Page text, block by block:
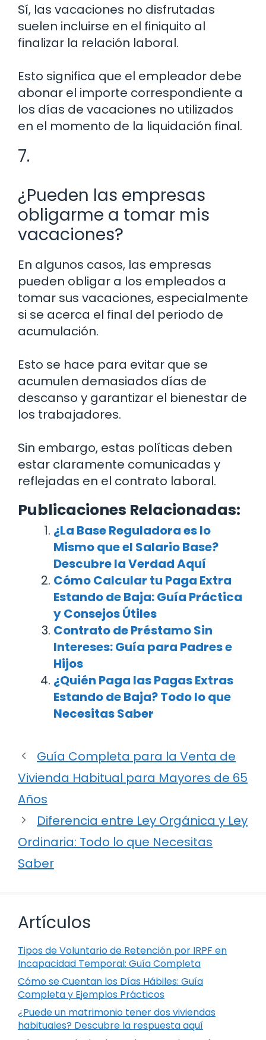
Sí, las vacaciones no disfrutadas
suelen incluirse en el finiquito al
finalizar la relación laboral.
Esto significa que el empleador debe
abonar el importe correspondiente a
los días de vacaciones no utilizados
en el momento de la liquidación final.
7.
¿Pueden las empresas
obligarme a tomar mis
vacaciones?
En algunos casos, las empresas
pueden obligar a los empleados a
tomar sus vacaciones, especialmente
si se acerca el final del periodo de
acumulación.
Esto se hace para evitar que se
acumulen demasiados días de
descanso y garantizar el bienestar de
los trabajadores.
Sin embargo, estas políticas deben
estar claramente comunicadas y
reflejadas en el contrato laboral.
Publicaciones Relacionadas:
¿La Base Reguladora es lo
Mismo que el Salario Base?
Descubre la Verdad Aquí
Cómo Calcular tu Paga Extra
Estando de Baja: Guía Práctica
y Consejos Útiles
Contrato de Préstamo Sin
Intereses: Guía para Padres e
Hijos
¿Quién Paga las Pagas Extras
Estando de Baja? Todo lo que
Necesitas Saber
Guía Completa para la Venta de
Vivienda Habitual para Mayores de 65
Años
Diferencia entre Ley Orgánica y Ley
Ordinaria: Todo lo que Necesitas
Saber
Artículos
Tipos de Voluntario de Retención por IRPF en
Incapacidad Temporal: Guía Completa
Cómo se Cuentan los Días Hábiles: Guía
Completa y Ejemplos Prácticos
¿Puede un matrimonio tener dos viviendas
habituales? Descubre la respuesta aquí